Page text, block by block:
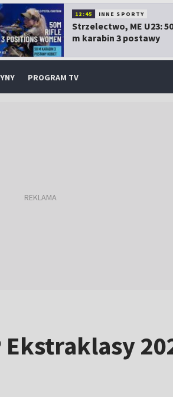
12:45 INNE SPORTY
Strzelectwo, ME U23:
m karabin 3 postawy
PROGRAM TV